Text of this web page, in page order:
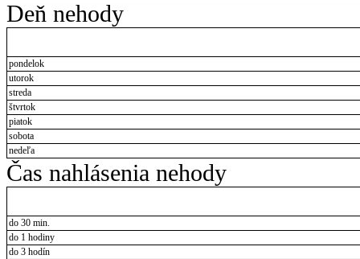
Deň nehody
pondelok
utorok
streda
štvrtok
piatok
sobota
nedeľa
Čas nahlásenia nehody
do 30 min.
do 1 hodiny
do 3 hodín